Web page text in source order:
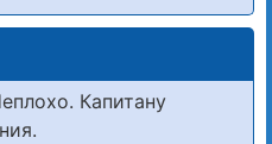
Капитану